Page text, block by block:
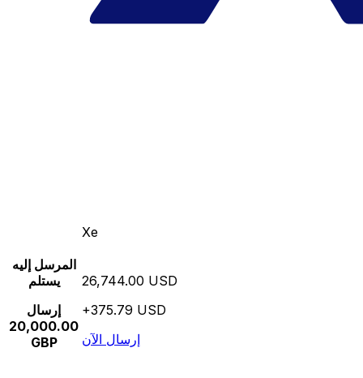
Xe
المرسل إليه
يستلم
إرسال
20,000.00
GBP
26,744.00 USD
+375.79 USD
إرسال الآن